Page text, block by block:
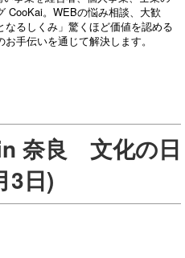
CooKai。WEBの悩み相談、大歓
るしくみ」驚くほど価値を認める
手伝いを通じて解決します。
奈良 文化の日
3日)